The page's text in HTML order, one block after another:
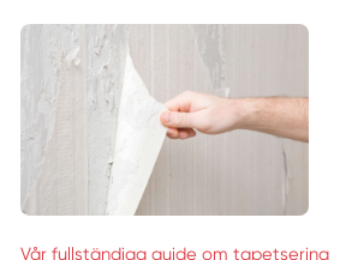
Vår fullständiga guide om tapetsering